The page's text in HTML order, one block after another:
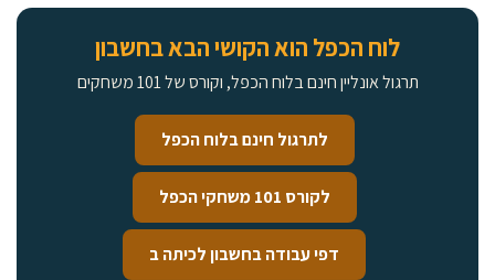
לוח הכפל הוא הקושי הבא בחשבון
תרגול אונליין חינם בלוח הכפל, וקורס של 101 משחקים
לתרגול חינם בלוח הכפל
לקורס 101 משחקי הכפל
דפי עבודה בחשבון לכיתה ב